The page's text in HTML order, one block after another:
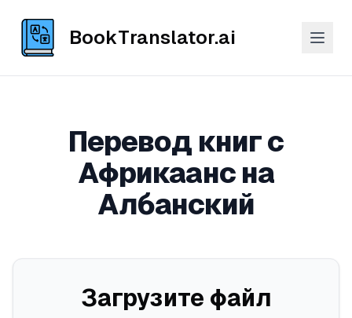
BookTranslator.ai
Перевод книг с
Африкаанс на
Албанский
Загрузите файл